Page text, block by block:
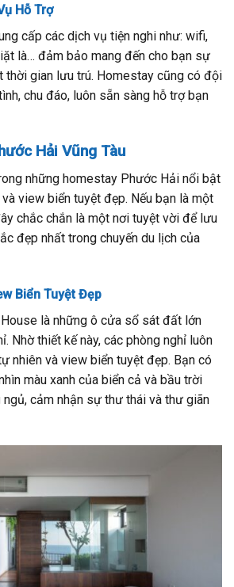
Hỗ Trợ
cấp các dịch vụ tiện nghi như: wifi,
là… đảm bảo mang đến cho bạn sự
thời gian lưu trú. Homestay cũng có đội
chu đáo, luôn sẵn sàng hỗ trợ bạn
Hải Vũng Tàu
những homestay Phước Hải nổi bật
view biển tuyệt đẹp. Nếu bạn là một
chắc chắn là một nơi tuyệt vời để lưu
đẹp nhất trong chuyến du lịch của
Biển Tuyệt Đẹp
là những ô cửa sổ sát đất lớn
Nhờ thiết kế này, các phòng nghỉ luôn
nhiên và view biển tuyệt đẹp. Bạn có
màu xanh của biển cả và bầu trời
cảm nhận sự thư thái và thư giãn